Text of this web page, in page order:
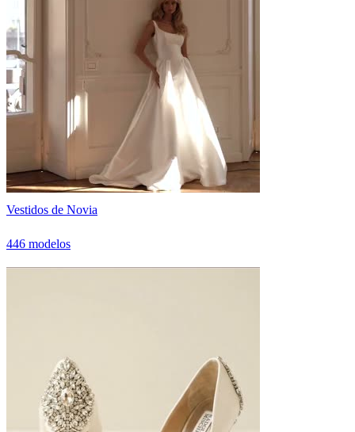
Vestidos de Novia
446 modelos